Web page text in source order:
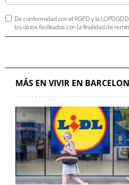
De conformidad con el RGPD y la
los datos facilitados con la finalidad de
MÁS EN VIVIR EN